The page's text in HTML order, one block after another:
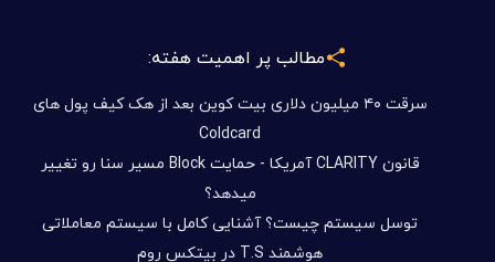
مطالب پر اهمیت هفته:
سرقت ۴۰ میلیون دلاری بیت کوین بعد از هک کیف پول های
Coldcard
قانون CLARITY آمریکا - حمایت Block مسیر سنا رو تغییر
میدهد؟
توسل سیستم چیست؟ آشنایی کامل با سیستم معاملاتی
هوشمند T.S در بیتکس روم